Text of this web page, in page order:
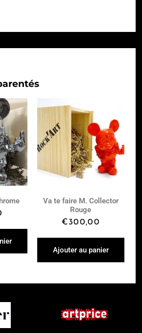
Va te faire M. Collector
Rouge
€300,00
Ajouter au panier